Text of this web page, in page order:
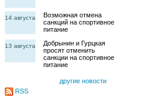
14 августа
Возможная отмена
санкций на спортивное
питание
13 августа
Добрынин и Гурцкая
просят отменить
санкции на спортивное
питание
другие новости
RSS